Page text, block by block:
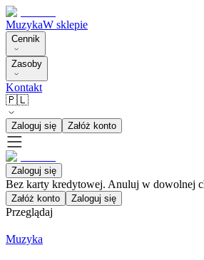
MuzykaW sklepie
Cennik
Zasoby
Kontakt
🇵🇱
Zaloguj się Załóż konto
Zaloguj się
Bez karty kredytowej. Anuluj w dowolnej
Załóż konto Zaloguj się
Przeglądaj
Muzyka